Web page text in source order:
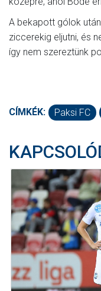
A bekapott gólok
ziccerekig eljutni, és
így nem szereztünk
CÍMKÉK: Paksi FC